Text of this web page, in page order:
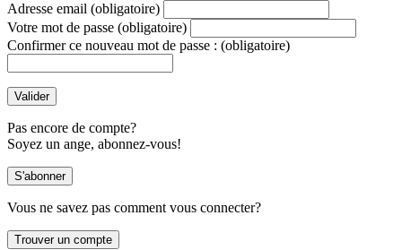
Adresse email (obligatoire)
Votre mot de passe (obligatoire)
Confirmer ce nouveau mot de passe : (obligatoire)
Pas encore de compte?
Soyez un ange, abonnez-vous!
Vous ne savez pas comment vous connecter?